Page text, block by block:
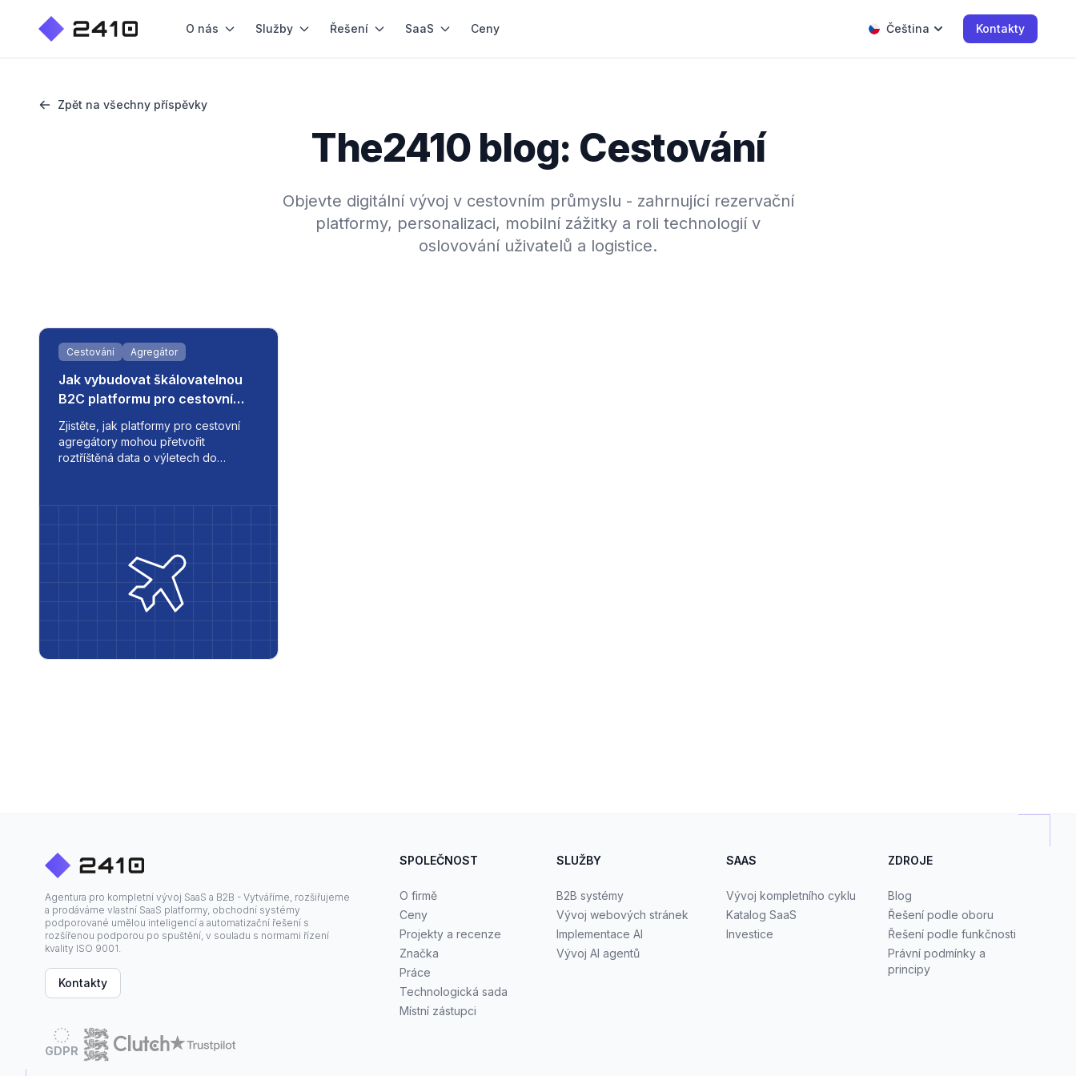
O nás Služby Řešení SaaS Ceny Čeština Kontakty
Zpět na všechny příspěvky
The2410 blog: Cestování
Objevte digitální vývoj v cestovním průmyslu - zahrnující rezervační
platformy, personalizaci, mobilní zážitky a roli technologií v
oslovování uživatelů a logistice.
Cestování Agregátor
Jak vybudovat škálovatelnou
B2C platformu pro cestovní
agregátor
Zjistěte, jak platformy pro cestovní
agregátory mohou přetvořit
roztříštěná data o výletech do
Agentura pro kompletní vývoj SaaS a B2B - Vytváříme, rozšiřujeme
a prodáváme vlastní SaaS platformy, obchodní systémy
podporované umělou inteligencí a automatizační řešení s
rozšířenou podporou po spuštění, v souladu s normami řízení
kvality ISO 9001.
Kontakty
GDPR
SPOLEČNOST
O firmě
Ceny
Projekty a recenze
Značka
Práce
Technologická sada
Místní zástupci
SLUŽBY
B2B systémy
Vývoj webových stránek
Implementace AI
Vývoj AI agentů
SAAS
Vývoj kompletního cyklu
Katalog SaaS
Investice
ZDROJE
Blog
Řešení podle oboru
Řešení podle funkčnosti
Právní podmínky a
principy